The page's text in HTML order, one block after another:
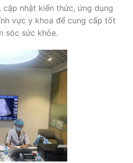
cập nhật kiến thức, ứng dụng
vực y khoa để cung cấp tốt
sóc sức khỏe.